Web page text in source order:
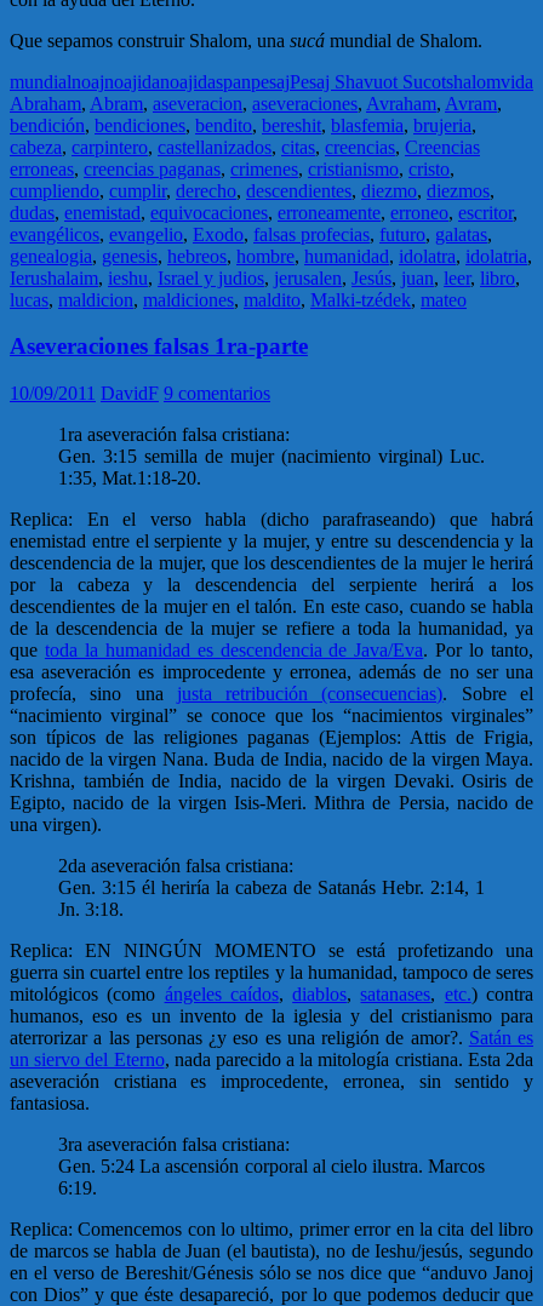
Que sepamos construir Shalom, una sucá mundial de Shalom.
mundialnoajnoajidanoajidaspanpesajPesaj Shavuot Sucotshalomvida
Abraham, Abram, aseveracion, aseveraciones, Avraham, Avram,
bendición, bendiciones, bendito, bereshit, blasfemia, brujeria,
cabeza, carpintero, castellanizados, citas, creencias, Creencias
erroneas, creencias paganas, crimenes, cristianismo, cristo,
cumpliendo, cumplir, derecho, descendientes, diezmo, diezmos,
dudas, enemistad, equivocaciones, erroneamente, erroneo, escritor,
evangélicos, evangelio, Exodo, falsas profecias, futuro, galatas,
genealogia, genesis, hebreos, hombre, humanidad, idolatra, idolatria,
Ierushalaim, ieshu, Israel y judios, jerusalen, Jesús, juan, leer, libro,
lucas, maldicion, maldiciones, maldito, Malki-tzédek, mateo
Aseveraciones falsas 1ra-parte
10/09/2011 DavidF 9 comentarios
1ra aseveración falsa cristiana:
Gen. 3:15 semilla de mujer (nacimiento virginal) Luc.
1:35, Mat.1:18-20.
Replica: En el verso habla (dicho parafraseando) que habrá
enemistad entre el serpiente y la mujer, y entre su descendencia y la
descendencia de la mujer, que los descendientes de la mujer le herirá
por la cabeza y la descendencia del serpiente herirá a los
descendientes de la mujer en el talón. En este caso, cuando se habla
de la descendencia de la mujer se refiere a toda la humanidad, ya
que toda la humanidad es descendencia de Java/Eva. Por lo tanto,
esa aseveración es improcedente y erronea, además de no ser una
profecía, sino una justa retribución (consecuencias). Sobre el
“nacimiento virginal” se conoce que los “nacimientos virginales”
son típicos de las religiones paganas (Ejemplos: Attis de Frigia,
nacido de la virgen Nana. Buda de India, nacido de la virgen Maya.
Krishna, también de India, nacido de la virgen Devaki. Osiris de
Egipto, nacido de la virgen Isis-Meri. Mithra de Persia, nacido de
una virgen).
2da aseveración falsa cristiana:
Gen. 3:15 él heriría la cabeza de Satanás Hebr. 2:14, 1
Jn. 3:18.
Replica: EN NINGÚN MOMENTO se está profetizando una
guerra sin cuartel entre los reptiles y la humanidad, tampoco de seres
mitológicos (como ángeles caídos,diablos,satanases, etc.) contra
humanos, eso es un invento de la iglesia y del cristianismo para
aterrorizar a las personas ¿y eso es una religión de amor?. Satán es
un siervo del Eterno, nada parecido a la mitología cristiana. Esta 2da
aseveración cristiana es improcedente, erronea, sin sentido y
fantasiosa.
3ra aseveración falsa cristiana:
Gen. 5:24 La ascensión corporal al cielo ilustra. Marcos
6:19.
Replica: Comencemos con lo ultimo, primer error en la cita del libro
de marcos se habla de Juan (el bautista), no de Ieshu/jesús, segundo
en el verso de Bereshit/Génesis sólo se nos dice que “anduvo Janoj
con Dios” y que éste desapareció, por lo que podemos deducir que